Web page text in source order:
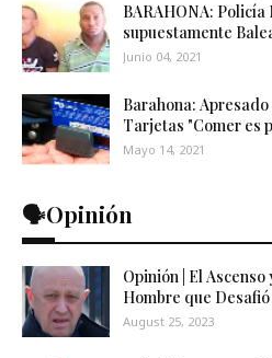
BARAHONA:
supuestamente
Junio 04, 2021
Barahona:
Tarjetas "Comer es
Mayo 14, 2021
🗣️Opinión
Opinión | El
Hombre que
August 25, 2023